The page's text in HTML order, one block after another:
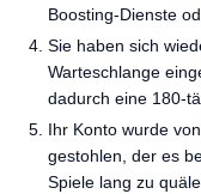
Boosting-Dienste
Sie haben sich
Warteschlange
dadurch eine 180-
Ihr Konto wurde
gestohlen, der es
Spiele lang zu